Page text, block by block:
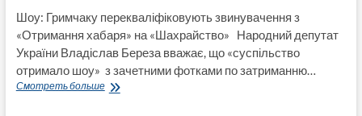
Шоу: Гримчаку перекваліфіковують звинувачення з
«Отримання хабаря» на «Шахрайство» Народний депутат
України Владіслав Береза вважає, що «суспільство
отримало шоу» з зачетними фотками по затриманню…
Смотреть большеШоу: